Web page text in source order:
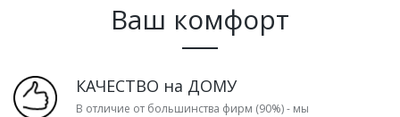
Ваш комфорт
КАЧЕСТВО на ДОМУ
В отличие от большинства фирм (90%) - мы